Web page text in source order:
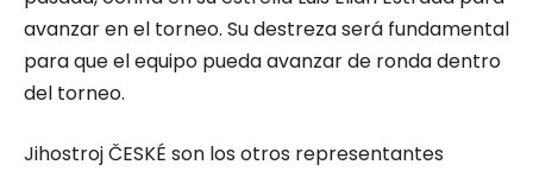
avanzar en el torneo. Su destreza será fundamental
para que el equipo pueda avanzar de ronda dentro
del torneo.
Jihostroj ČESKÉ son los otros representantes